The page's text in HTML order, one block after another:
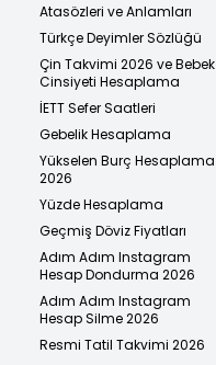
Atasözleri ve Anlamları
Türkçe Deyimler Sözlüğü
Çin Takvimi 2026 ve Bebek
Cinsiyeti Hesaplama
İETT Sefer Saatleri
Gebelik Hesaplama
Yükselen Burç Hesaplama
2026
Yüzde Hesaplama
Geçmiş Döviz Fiyatları
Adım Adım Instagram
Hesap Dondurma 2026
Adım Adım Instagram
Hesap Silme 2026
Resmi Tatil Takvimi 2026